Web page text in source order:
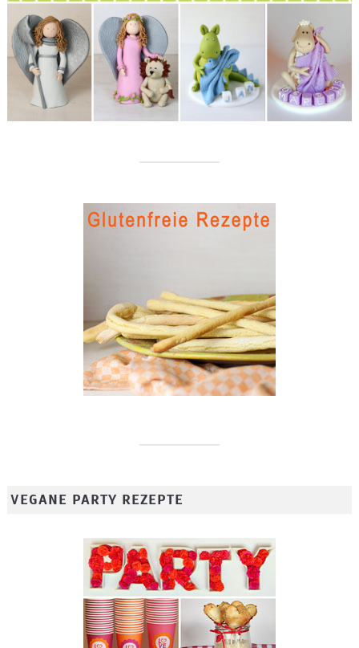
VEGANE PARTY REZEPTE